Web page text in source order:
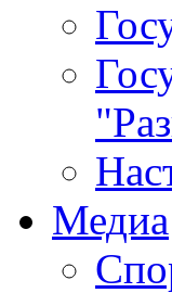
Медиа